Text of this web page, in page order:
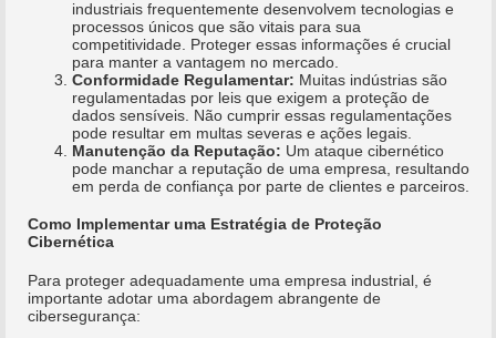
industriais frequentemente desenvolvem tecnologias e
processos únicos que são vitais para sua
competitividade. Proteger essas informações é crucial
para manter a vantagem no mercado.
Conformidade Regulamentar: Muitas indústrias são
regulamentadas por leis que exigem a proteção de
dados sensíveis. Não cumprir essas regulamentações
pode resultar em multas severas e ações legais.
Manutenção da Reputação: Um ataque cibernético
pode manchar a reputação de uma empresa, resultando
em perda de confiança por parte de clientes e parceiros.
Como Implementar uma Estratégia de Proteção
Cibernética
Para proteger adequadamente uma empresa industrial, é
importante adotar uma abordagem abrangente de
cibersegurança: